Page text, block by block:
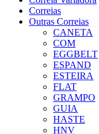
Correias
Outras Correias
CANETA
COM
EGGBELT
ESPAND
ESTEIRA
FLAT
GRAMPO
GUIA
HASTE
HNV